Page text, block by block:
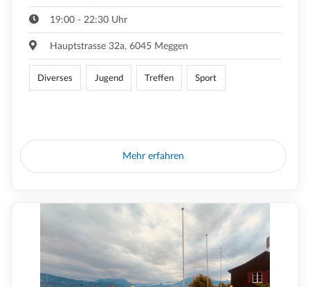
19:00 - 22:30 Uhr
Hauptstrasse 32a, 6045 Meggen
Diverses Jugend Treffen Sport
Mehr erfahren